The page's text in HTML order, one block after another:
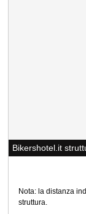
Bikershotel.it
Nota: la distanza
struttura.